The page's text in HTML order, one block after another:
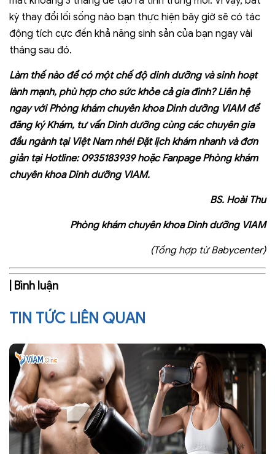
kỳ thay đổi lối sống nào bạn thực hiện bây giờ sẽ có tác
động tích cực đến khả năng sinh sản của bạn ngay vài
tháng sau đó.
Làm thế nào để có một chế độ dinh dưỡng và sinh hoạt
lành mạnh, phù hợp cho sức khỏe cả gia đình? Liên hệ
ngay vớiPhòng khám chuyên khoa Dinh dưỡng VIAMđể
đăng ký Khám, tư vấn Dinh dưỡng cùng các chuyên gia
đầu ngành tại Việt Nam nhé! Đặt lịch khám nhanh và đơn
giản tại Hotline: 0935183939 hoặc FanpagePhòng khám
chuyên khoa Dinh dưỡng VIAM.
BS. Hoài Thu
Phòng khám chuyên khoa Dinh dưỡng VIAM
(Tổng hợp từ Babycenter)
| Bình luận
TIN TỨC LIÊN QUAN